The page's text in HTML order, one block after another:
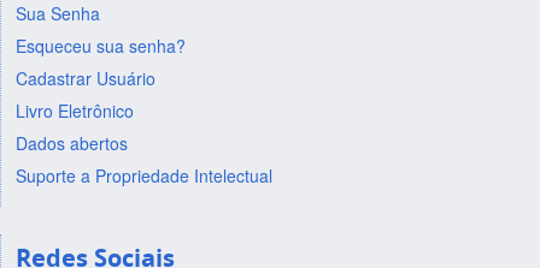
Sua Senha
Esqueceu sua senha?
Cadastrar Usuário
Livro Eletrônico
Dados abertos
Suporte a Propriedade Intelectual
Redes Sociais